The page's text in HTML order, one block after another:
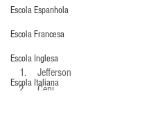
Escola Espanhola
Escola Francesa
Escola Inglesa
Escola Italiana
Jefferson
Ceni